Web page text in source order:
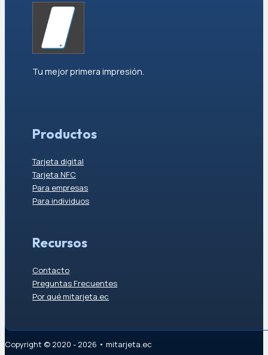
Tu mejor primera impresión.
Productos
Tarjeta digital
Tarjeta NFC
Para empresas
Para individuos
Recursos
Contacto
Preguntas Frecuentes
Por qué mitarjeta.ec
Copyright © 2020 - 2026 • mitarjeta.ec